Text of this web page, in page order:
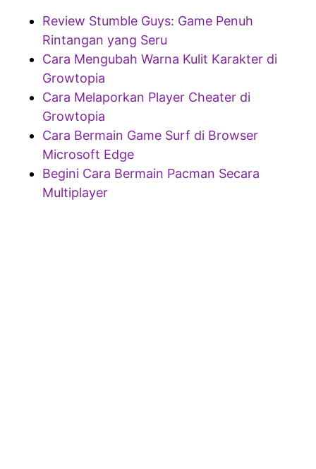
Review Stumble Guys: Game Penuh
Rintangan yang Seru
Cara Mengubah Warna Kulit Karakter di
Growtopia
Cara Melaporkan Player Cheater di
Growtopia
Cara Bermain Game Surf di Browser
Microsoft Edge
Begini Cara Bermain Pacman Secara
Multiplayer